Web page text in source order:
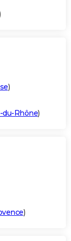
)
du-Rhône)
)